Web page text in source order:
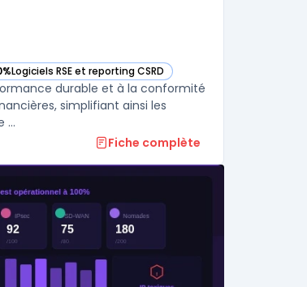
Logiciels RSE et reporting CSRD
Greenscope dans cette catégorie
durable et à la conformité
simplifiant ainsi les
...
Fiche complète